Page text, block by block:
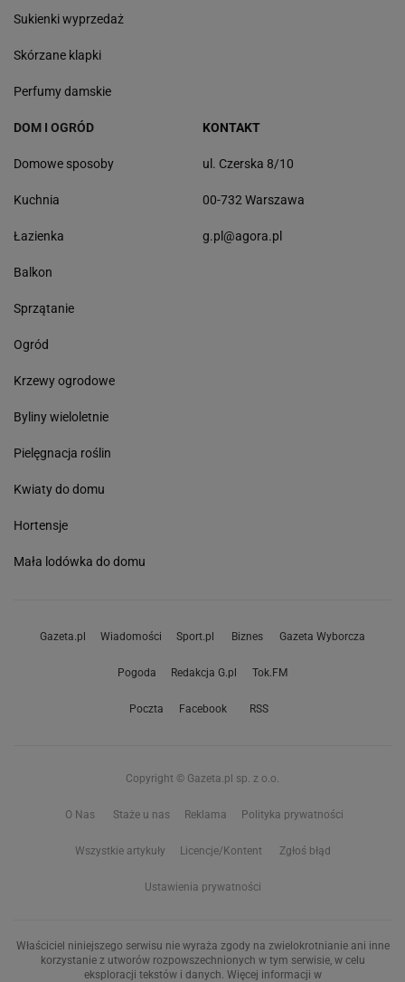
Sukienki wyprzedaż
Skórzane klapki
Perfumy damskie
DOM I OGRÓD
Domowe sposoby
Kuchnia
Łazienka
Balkon
Sprzątanie
Ogród
Krzewy ogrodowe
Byliny wieloletnie
Pielęgnacja roślin
Kwiaty do domu
Hortensje
Mała lodówka do domu
KONTAKT
ul. Czerska 8/10
00-732 Warszawa
g.pl@agora.pl
Gazeta.pl Wiadomości Sport.pl Biznes Gazeta Wyborcza
Pogoda Redakcja G.pl Tok.FM
Poczta Facebook RSS
Copyright © Gazeta.pl sp. z o.o.
O Nas Staże u nas Reklama Polityka prywatności
Wszystkie artykuły Licencje/Kontent Zgłoś błąd
Ustawienia prywatności
Właściciel niniejszego serwisu nie wyraża zgody na zwielokrotnianie ani inne
korzystanie z utworów rozpowszechnionych w tym serwisie, w celu
eksploracji tekstów i danych. Więcej informacji w